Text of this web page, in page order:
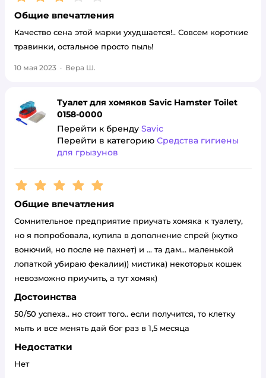
Общие впечатления
Качество сена этой марки ухудшается!.. Совсем короткие
травинки, остальное просто пыль!
10 мая 2023 · Вера Ш.
Туалет для хомяков Savic Hamster Toilet
0158-0000
Перейти к бренду Savic
Перейти в категорию Средства гигиены
для грызунов
Рейтинг:5
Общие впечатления
Сомнительное предприятие приучать хомяка к туалету,
но я попробовала, купила в дополнение спрей (жутко
вонючий, но после не пахнет) и ... та дам... маленькой
лопаткой убираю фекалии)) мистика) некоторых кошек
невозможно приучить, а тут хомяк)
Достоинства
50/50 успеха.. но стоит того.. если получится, то клетку
мыть и все менять дай бог раз в 1,5 месяца
Недостатки
Нет